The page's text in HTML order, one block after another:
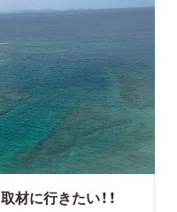
取材に行きたい！！